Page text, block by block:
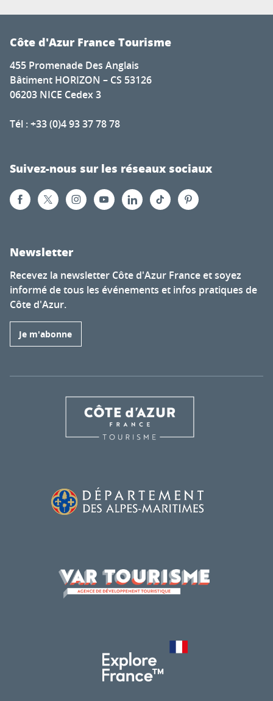
Côte d'Azur France Tourisme
455 Promenade Des Anglais
Bâtiment HORIZON – CS 53126
06203 NICE Cedex 3
Tél : +33 (0)4 93 37 78 78
Suivez-nous sur les réseaux sociaux
Newsletter
Recevez la newsletter Côte d'Azur France et soyez
informé de tous les événements et infos pratiques de
Côte d'Azur.
Je m'abonne